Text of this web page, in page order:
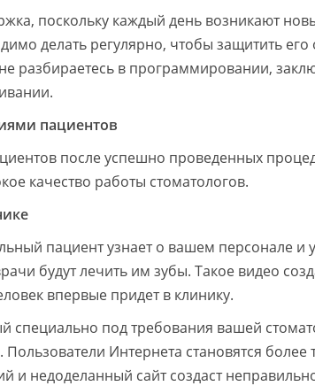
поскольку каждый день возникают
делать регулярно, чтобы защитить его
разбираетесь в программировании,
пациентов
после успешно проведенных
качество работы стоматологов.
пациент узнает о вашем персонале и
будут лечить им зубы. Такое видео
впервые придет в клинику.
специально под требования вашей
Интернета становятся
и недоделанный сайт создаст